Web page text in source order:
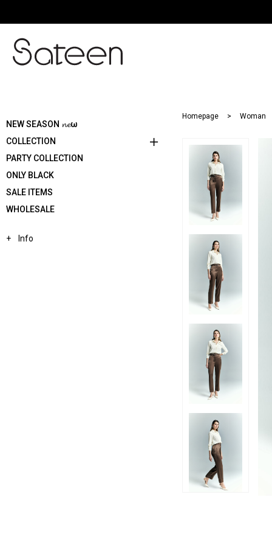
NEW SEASON 𝓷𝓮ω
COLLECTION
PARTY COLLECTION
ONLY BLACK
SALE ITEMS
WHOLESALE
Info
Homepage Woman